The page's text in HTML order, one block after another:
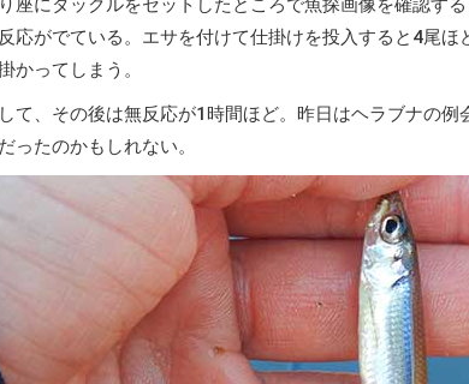
座にタックルをセットしたところで魚探画像を確認す
応がでている。エサを付けて仕掛けを投入すると4尾
かってしまう。
て、その後は無反応が1時間ほど。昨日はヘラブナの
ったのかもしれない。